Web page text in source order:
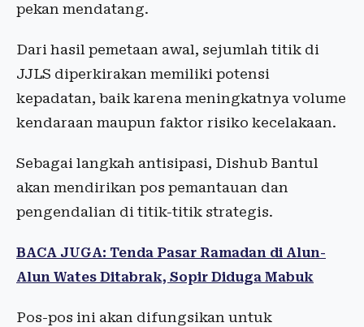
pekan mendatang.
Dari hasil pemetaan awal, sejumlah titik di
JJLS diperkirakan memiliki potensi
kepadatan, baik karena meningkatnya volume
kendaraan maupun faktor risiko kecelakaan.
Sebagai langkah antisipasi, Dishub Bantul
akan mendirikan pos pemantauan dan
pengendalian di titik-titik strategis.
BACA JUGA: Tenda Pasar Ramadan di Alun-
Alun Wates Ditabrak, Sopir Diduga Mabuk
Pos-pos ini akan difungsikan untuk